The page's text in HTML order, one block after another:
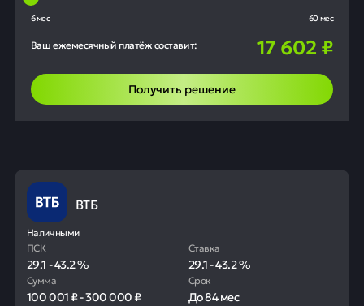
6 мес 60 мес
Ваш ежемесячный платёж составит: 17 602₽
Получить решение
ВТБ
Наличными
ПСК
29.1-43.2%
Ставка
29.1-43.2%
Сумма
100 001 ₽-300 000 ₽
Срок
До84 мес